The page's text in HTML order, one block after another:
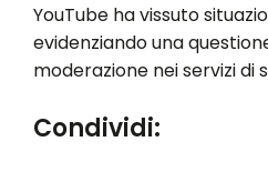
YouTube ha vissuto
evidenziando una
moderazione nei servizi di
Condividi: